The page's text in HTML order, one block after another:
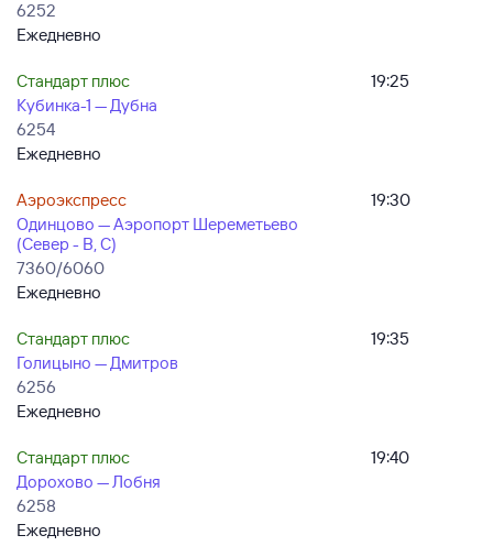
6252
Ежедневно
Стандарт плюс
Кубинка-1 — Дубна
6254
Ежедневно
19:25
Аэроэкспресс
Одинцово — Аэропорт Шереметьево
(Север - B, C)
7360/6060
Ежедневно
19:30
Стандарт плюс
Голицыно — Дмитров
6256
Ежедневно
19:35
Стандарт плюс
Дорохово — Лобня
6258
Ежедневно
19:40